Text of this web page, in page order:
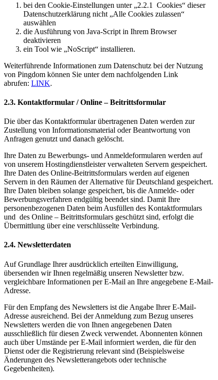
bei den Cookie-Einstellungen unter „2.2.1 Cookies“ dieser
Datenschutzerklärung nicht „Alle Cookies zulassen“
auswählen
die Ausführung von Java-Script in Ihrem Browser
deaktivieren
ein Tool wie „NoScript“ installieren.
Weiterführende Informationen zum Datenschutz bei der Nutzung
von Pingdom können Sie unter dem nachfolgenden Link
abrufen: LINK.
2.3. Kontaktformular / Online – Beitrittsformular
Die über das Kontaktformular übertragenen Daten werden zur
Zustellung von Informationsmaterial oder Beantwortung von
Anfragen genutzt und danach gelöscht.
Ihre Daten zu Bewerbungs- und Anmeldeformularen werden auf
von unserem Hostingdienstleister verwalteten Servern gespeichert.
Ihre Daten des Online-Beitrittsformulars werden auf eigenen
Servern in den Räumen der Alternative für Deutschland gespeichert.
Ihre Daten bleiben solange gespeichert, bis die Anmelde- oder
Bewerbungsverfahren endgültig beendet sind. Damit Ihre
personenbezogenen Daten beim Ausfüllen des Kontaktformulars
und des Online – Beitrittsformulars geschützt sind, erfolgt die
Übermittlung über eine verschlüsselte Verbindung.
2.4. Newsletterdaten
Auf Grundlage Ihrer ausdrücklich erteilten Einwilligung,
übersenden wir Ihnen regelmäßig unseren Newsletter bzw.
vergleichbare Informationen per E-Mail an Ihre angegebene E-Mail-
Adresse.
Für den Empfang des Newsletters ist die Angabe Ihrer E-Mail-
Adresse ausreichend. Bei der Anmeldung zum Bezug unseres
Newsletters werden die von Ihnen angegebenen Daten
ausschließlich für diesen Zweck verwendet. Abonnenten können
auch über Umstände per E-Mail informiert werden, die für den
Dienst oder die Registrierung relevant sind (Beispielsweise
Änderungen des Newsletterangebots oder technische
Gegebenheiten).